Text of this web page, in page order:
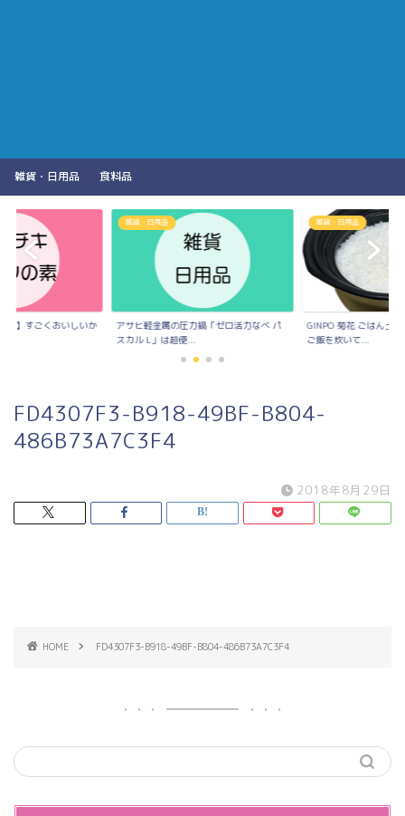
雑貨・日用品 食料品
素】すごくおいしいか
雑貨・日用品
アサヒ軽金属の圧力鍋「ゼロ活力なべ パ
スカル L」は超便...
雑貨・日用品
GINPO 菊花 ごはん土
ご飯を炊いて...
FD4307F3-B918-49BF-B804-
486B73A7C3F4
2018年8月29日
HOME FD4307F3-B918-49BF-B804-486B73A7C3F4